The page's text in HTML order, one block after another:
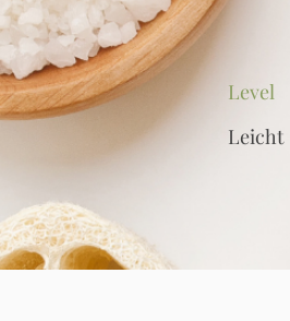
Level
Leicht